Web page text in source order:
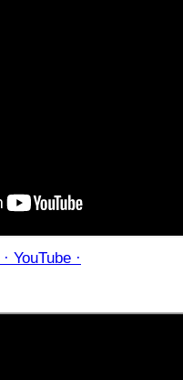
YouTube ·